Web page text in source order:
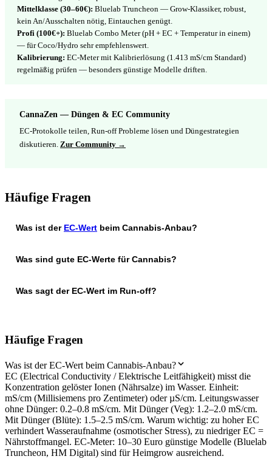
Mittelklasse (30–60€): Bluelab Truncheon — Grow-Klassiker, robust,
kein An/Ausschalten nötig, Eintauchen genügt.
Profi (100€+): Bluelab Combo Meter (pH + EC + Temperatur in einem)
— für Coco/Hydro sehr empfehlenswert.
Kalibrierung: EC-Meter mit Kalibrierlösung (1.413 mS/cm Standard)
regelmäßig prüfen — besonders günstige Modelle driften.
CannaZen — Düngen & EC Community
EC-Protokolle teilen, Run-off Probleme lösen und Düngestrategien
diskutieren. Zur Community →
Häufige Fragen
Was ist der EC-Wert beim Cannabis-Anbau?
Was sind gute EC-Werte für Cannabis?
Was sagt der EC-Wert im Run-off?
Häufige Fragen
Was ist der EC-Wert beim Cannabis-Anbau?
EC (Electrical Conductivity / Elektrische Leitfähigkeit) misst die
Konzentration gelöster Ionen (Nährsalze) im Wasser. Einheit:
mS/cm (Millisiemens pro Zentimeter) oder µS/cm. Leitungswasser
ohne Dünger: 0.2–0.8 mS/cm. Mit Dünger (Veg): 1.2–2.0 mS/cm.
Mit Dünger (Blüte): 1.5–2.5 mS/cm. Warum wichtig: zu hoher EC
verhindert Wasseraufnahme (osmotischer Stress), zu niedriger EC =
Nährstoffmangel. EC-Meter: 10–30 Euro günstige Modelle (Bluelab
Truncheon, HM Digital) sind für Heimgrow ausreichend.